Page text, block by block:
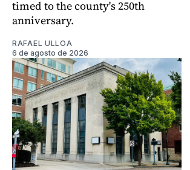
timed to the county's 250th
anniversary.
RAFAEL ULLOA
6 de agosto de 2026